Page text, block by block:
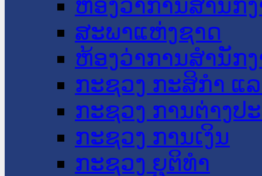
ຫ້ອງວ່າການສໍານັກ
ສະພາແຫ່ງຊາດ
ຫ້ອງວ່າການສຳນັກ
ກະຊວງ ກະສິກຳ ແ
ກະຊວງ ການຕ່າງປ
ກະຊວງ ການເງິນ
ກະຊວງ ຍຸຕິທໍາ